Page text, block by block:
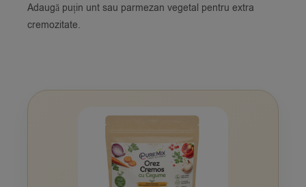
Adaugă puțin unt sau parmezan vegetal pentru extra
cremozitate.